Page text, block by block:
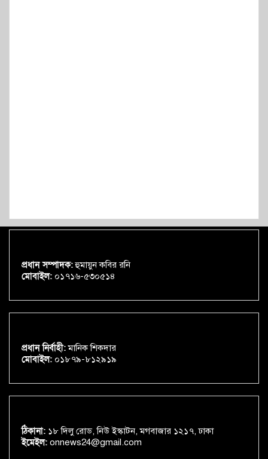
প্রধান সম্পাদক:হুমায়ুন কবির রনি
মোবাইল: ০১৭১৬-৫৩০৫১৪
প্রধান নির্বাহী:মানিক শিকদার
মোবাইল: ০১৮৭৯-৮১২৯১৯
ঠিকানা: ১৮ দিলু রোড, নিউ ইস্কাটন, মগবাজার ১২১৭, ঢাকা
ইমেইল: onnews24@gmail.com